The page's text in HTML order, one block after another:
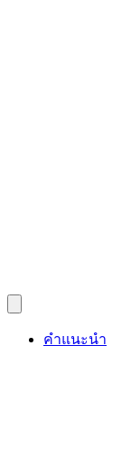
คำแนะนำ